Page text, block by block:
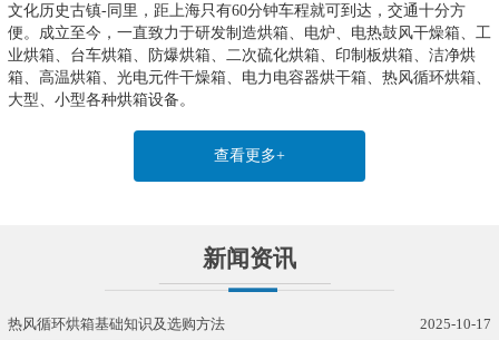
文化历史古镇-同里，距上海只有60分钟车程就可到达，交通十分方
便。成立至今，一直致力于研发制造烘箱、电炉、电热鼓风干燥箱、工
业烘箱、台车烘箱、防爆烘箱、二次硫化烘箱、印制板烘箱、洁净烘
箱、高温烘箱、光电元件干燥箱、电力电容器烘干箱、热风循环烘箱、
大型、小型各种烘箱设备。
查看更多+
新闻资讯
热风循环烘箱基础知识及选购方法 2025-10-17